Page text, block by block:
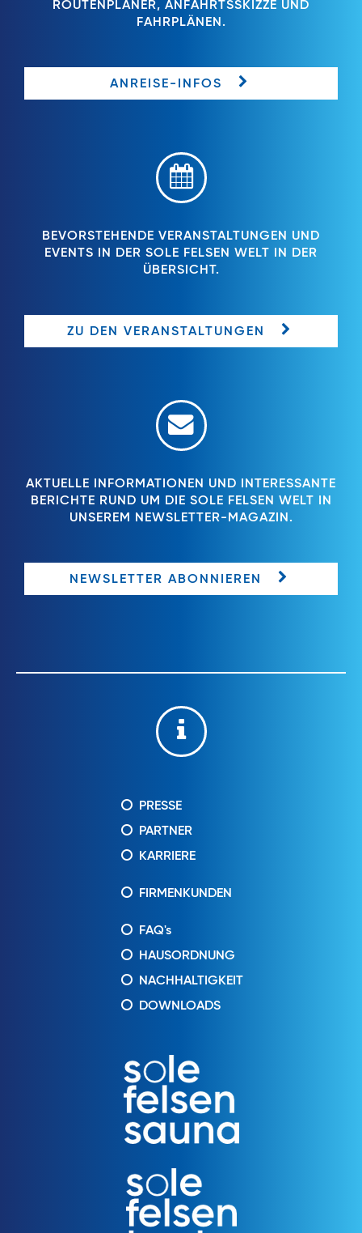
ROUTENPLANER, ANFAHRTSSKIZZE UND
FAHRPLÄNEN.
ANREISE-INFOS
BEVORSTEHENDE VERANSTALTUNGEN UND
EVENTS IN DER SOLE FELSEN WELT IN DER
ÜBERSICHT.
ZU DEN VERANSTALTUNGEN
AKTUELLE INFORMATIONEN UND INTERESSANTE
BERICHTE RUND UM DIE SOLE FELSEN WELT IN
UNSEREM NEWSLETTER-MAGAZIN.
NEWSLETTER ABONNIEREN
PRESSE
PARTNER
KARRIERE
FIRMENKUNDEN
FAQ's
HAUSORDNUNG
NACHHALTIGKEIT
DOWNLOADS